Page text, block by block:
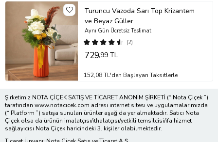
Turuncu Vazoda Sarı Top Krizantem
ve Beyaz Güller
(2)
Aynı Gün Ücretsiz Teslimat
729,99 TL
152,08 TL'den Başlayan Taksitlerle
Şirketimiz NOTA ÇİÇEK SATIŞ VE TİCARET ANONİM ŞİRKETİ (“ Nota Çiçek ”)
tarafından www.notacicek.com adresi internet sitesi ve uygulamalarımızda
(“ Platform ”) satışa sunulan ürünler aşağıda yer almaktadır. Satıcı Nota
Çiçek olsa da ürünün imalatçısı/ithalatçısı/yetkili temsilcisi/ifa hizmet
sağlayıcısı Nota Çiçek haricindeki 3. kişiler olabilmektedir.